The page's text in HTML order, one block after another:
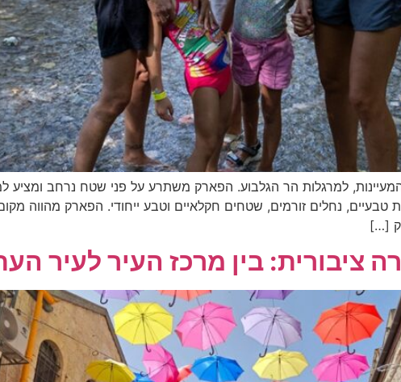
למרגלות הר הגלבוע. הפארק משתרע על פני שטח נרחב ומציע
טבעיים, נחלים זורמים, שטחים חקלאיים וטבע ייחודי. הפארק
[…]
ציבורית: בין מרכז העיר לעיר